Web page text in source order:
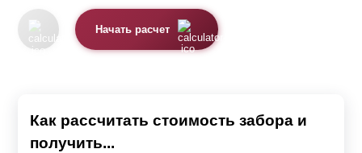
Начать расчет
Как рассчитать стоимость забора и
получить...